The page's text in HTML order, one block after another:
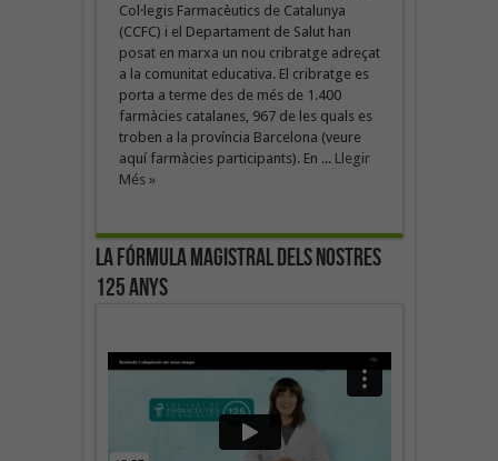
Col·legis Farmacèutics de Catalunya
(CCFC) i el Departament de Salut han
posat en marxa un nou cribratge adreçat
a la comunitat educativa. El cribratge es
porta a terme des de més de 1.400
farmàcies catalanes, 967 de les quals es
troben a la província Barcelona (veure
aquí farmàcies participants). En ... Llegir
Més »
La fórmula magistral dels nostres
125 anys